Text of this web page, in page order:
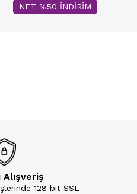
NET %50 İNDİRİM
128 bit SSL